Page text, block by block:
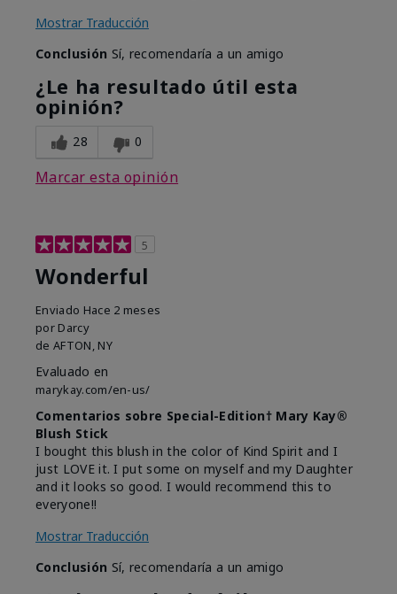
Mostrar Traducción
Conclusión Sí, recomendaría a un amigo
¿Le ha resultado útil esta
opinión?
28 0
Marcar esta opinión
5
Wonderful
Enviado Hace 2 meses
por Darcy
de AFTON, NY
Evaluado en
marykay.com/en-us/
Comentarios sobre Special-Edition† Mary Kay®
Blush Stick
I bought this blush in the color of Kind Spirit and I
just LOVE it. I put some on myself and my Daughter
and it looks so good. I would recommend this to
everyone!!
Mostrar Traducción
Conclusión Sí, recomendaría a un amigo